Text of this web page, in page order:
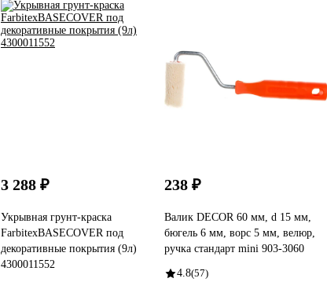
3 288 ₽
Укрывная грунт-краска
FarbitexBASECOVER под
декоративные покрытия (9л)
4300011552
238 ₽
Валик DECOR 60 мм, d 15 мм,
бюгель 6 мм, ворс 5 мм, велюр,
ручка стандарт mini 903-3060
4.8(57)